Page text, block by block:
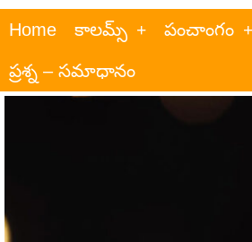
Home కాలమ్స్ పంచాంగం
ప్రశ్న – సమాధానం